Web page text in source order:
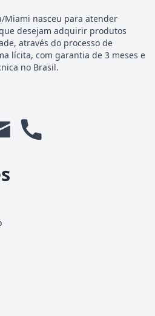
Miami nasceu para atender
desejam adquirir produtos
através do processo de
lícita, com garantia de 3 meses e
no Brasil.